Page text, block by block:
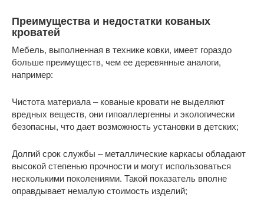
Преимущества и недостатки кованых
кроватей
Мебель, выполненная в технике ковки, имеет гораздо
больше преимуществ, чем ее деревянные аналоги,
например:
Чистота материала – кованые кровати не выделяют
вредных веществ, они гипоаллергенны и экологически
безопасны, что дает возможность установки в детских;
Долгий срок службы – металлические каркасы обладают
высокой степенью прочности и могут использоваться
несколькими поколениями. Такой показатель вполне
оправдывает немалую стоимость изделий;